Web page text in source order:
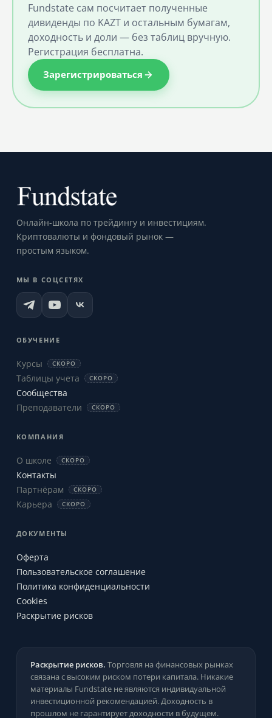
Fundstate сам посчитает полученные
дивиденды по KAZT и остальным бумагам,
доходность и доли — без таблиц вручную.
Регистрация бесплатна.
Зарегистрироваться
Онлайн-школа по трейдингу и инвестициям.
Криптовалюты и фондовый рынок —
простым языком.
МЫ В СОЦСЕТЯХ
ОБУЧЕНИЕ
Курсы СКОРО
Таблицы учета СКОРО
Сообщества
Преподаватели
СКОРО
КОМПАНИЯ
О школе СКОРО
Контакты
Партнёрам
СКОРО
Карьера СКОРО
ДОКУМЕНТЫ
Оферта
Пользовательское соглашение
Политика конфиденциальности
Cookies
Раскрытие рисков
Раскрытие рисков. Торговля на финансовых рынках
связана с высоким риском потери капитала. Никакие
материалы Fundstate не являются индивидуальной
инвестиционной рекомендацией. Доходность в
прошлом не гарантирует доходности в будущем.